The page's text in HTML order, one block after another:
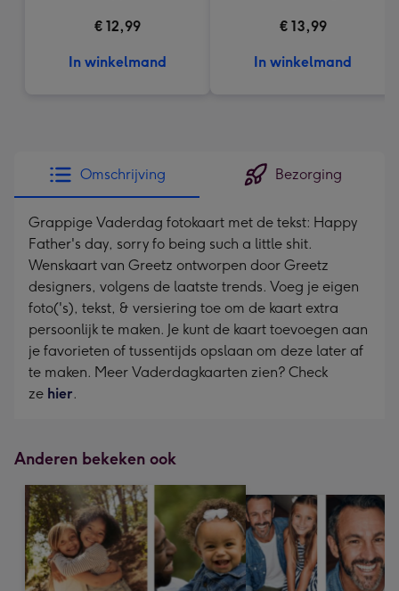
€ 12,99
In winkelmand
€ 13,99
In winkelmand
Omschrijving Bezorging
Grappige Vaderdag fotokaart met de tekst: Happy
Father's day, sorry fo being such a little shit.
Wenskaart van Greetz ontworpen door Greetz
designers, volgens de laatste trends. Voeg je eigen
foto('s), tekst, & versiering toe om de kaart extra
persoonlijk te maken. Je kunt de kaart toevoegen aan
je favorieten of tussentijds opslaan om deze later af
te maken. Meer Vaderdagkaarten zien? Check
ze hier.
Anderen bekeken ook